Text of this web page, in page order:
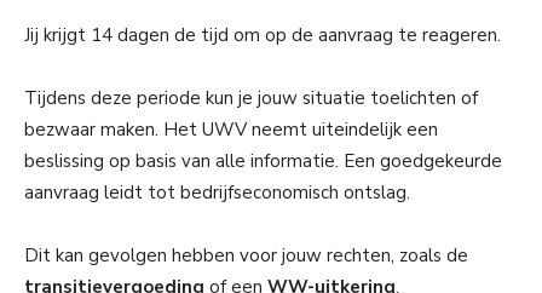
Jij krijgt 14 dagen de tijd om op de aanvraag te reageren.
Tijdens deze periode kun je jouw situatie toelichten of
bezwaar maken. Het UWV neemt uiteindelijk een
beslissing op basis van alle informatie. Een goedgekeurde
aanvraag leidt tot bedrijfseconomisch ontslag.
Dit kan gevolgen hebben voor jouw rechten, zoals de
transitievergoeding of een WW-uitkering.